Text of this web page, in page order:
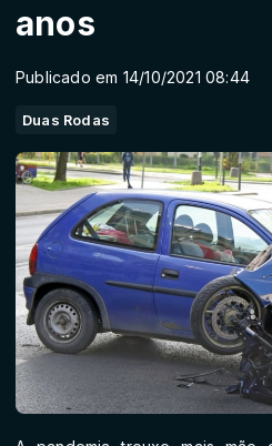
anos
Publicado em 14/10/2021 08:44
Duas Rodas